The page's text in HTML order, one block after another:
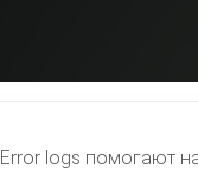
Error logs помогают